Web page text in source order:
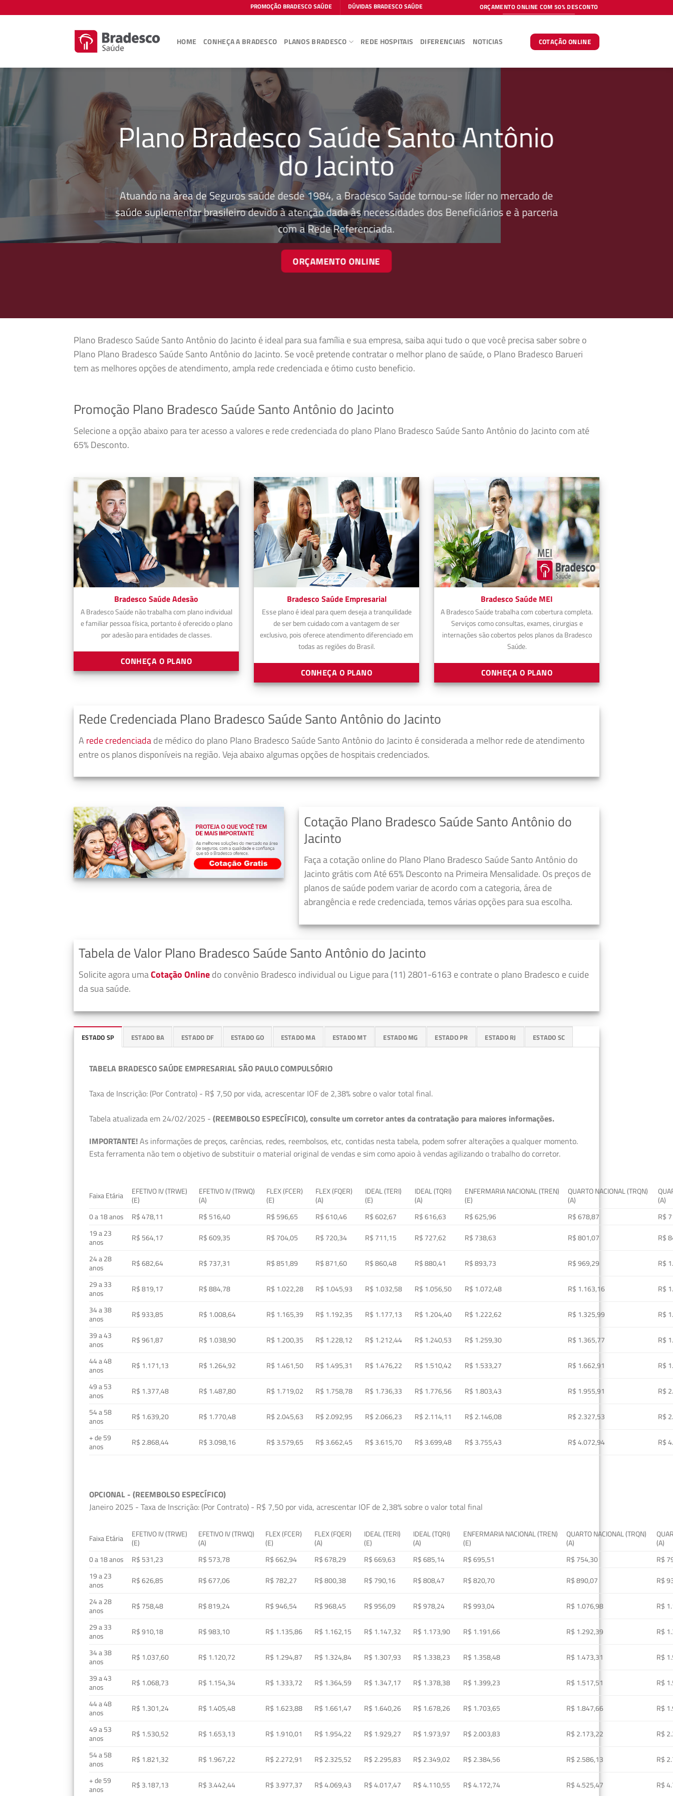
to
PROMOÇÃO BRADESCO SAÚDE DÚVIDAS BRADESCO SAÚDE ORÇAMENTO ONLINE COM 50% DESCONTO
HOME CONHEÇA A BRADESCO PLANOS BRADESCO REDE HOSPITAIS DIFERENCIAIS NOTICIAS COTAÇÃO ONLINE
Plano Bradesco Saúde Santo Antônio
do Jacinto
Atuando na área de Seguros saúde desde 1984, a Bradesco Saúde tornou-se líder no mercado de
saúde suplementar brasileiro devido à atenção dada às necessidades dos Beneficiários e à parceria
com a Rede Referenciada.
ORÇAMENTO ONLINE
Plano Bradesco Saúde Santo Antônio do Jacinto é ideal para sua família e sua empresa, saiba aqui tudo o que você precisa saber sobre o
Plano Plano Bradesco Saúde Santo Antônio do Jacinto. Se você pretende contratar o melhor plano de saúde, o Plano Bradesco Barueri
tem as melhores opções de atendimento, ampla rede credenciada e ótimo custo beneficio.
Promoção Plano Bradesco Saúde Santo Antônio do Jacinto
Selecione a opção abaixo para ter acesso a valores e rede credenciada do plano Plano Bradesco Saúde Santo Antônio do Jacinto com até
65% Desconto.
Bradesco Saúde Adesão
A Bradesco Saúde não trabalha com plano individual
e familiar pessoa física, portanto é oferecido o plano
por adesão para entidades de classes.
CONHEÇA O PLANO
Bradesco Saúde Empresarial
Esse plano é ideal para quem deseja a tranquilidade
de ser bem cuidado com a vantagem de ser
exclusivo, pois oferece atendimento diferenciado em
todas as regiões do Brasil.
CONHEÇA O PLANO
Bradesco Saúde MEI
A Bradesco Saúde trabalha com cobertura completa.
Serviços como consultas, exames, cirurgias e
internações são cobertos pelos planos da Bradesco
Saúde.
CONHEÇA O PLANO
Rede Credenciada Plano Bradesco Saúde Santo Antônio do Jacinto
A rede credenciadade médico do plano Plano Bradesco Saúde Santo Antônio do Jacinto é considerada a melhor rede de atendimento
entre os planos disponíveis na região. Veja abaixo algumas opções de hospitais credenciados.
Cotação Plano Bradesco Saúde Santo Antônio do
Jacinto
Faça a cotação online do Plano Plano Bradesco Saúde Santo Antônio do
Jacinto grátis com Até 65% Desconto na Primeira Mensalidade. Os preços de
planos de saúde podem variar de acordo com a categoria, área de
abrangência e rede credenciada, temos várias opções para sua escolha.
Tabela de Valor Plano Bradesco Saúde Santo Antônio do Jacinto
Solicite agora umaCotação Onlinedo convênio Bradesco individual ou Ligue para (11) 2801-6163 e contrate o plano Bradesco e cuide
da sua saúde.
ESTADO SP ESTADO BA ESTADO DF ESTADO GO ESTADO MA ESTADO MT ESTADO MG ESTADO PR ESTADO RJ ESTADO SC
TABELA BRADESCO SAÚDE EMPRESARIAL SÃO PAULO COMPULSÓRIO
Taxa de Inscrição: (Por Contrato) - R$ 7,50 por vida, acrescentar IOF de 2,38% sobre o valor total final.
Tabela atualizada em 24/02/2025 - (REEMBOLSO ESPECÍFICO), consulte um corretor antes da contratação para maiores informações.
IMPORTANTE!As informações de preços, carências, redes, reembolsos, etc, contidas nesta tabela, podem sofrer alterações a qualquer momento.
Esta ferramenta não tem o objetivo de substituir o material original de vendas e sim como apoio à vendas agilizando o trabalho do corretor.
Faixa Etária
EFETIVO IV (TRWE)
(E)
EFETIVO IV (TRWQ)
(A)
FLEX (FCER)
(E)
FLEX (FQER)
(A)
IDEAL (TERI)
(E)
IDEAL (TQRI)
(A)
ENFERMARIA NACIONAL (TREN)
(E)
QUARTO NACIONAL (TRQN)
(A)
(A)
0 a 18 anos
R$ 478,11 R$ 516,40 R$ 596,65 R$ 610,46 R$ 602,67 R$ 616,63 R$ 625,96 R$ 678,87
R$
19 a 23
anos
R$ 564,17 R$ 609,35 R$ 704,05 R$ 720,34 R$ 711,15 R$ 727,62 R$ 738,63 R$ 801,07
R$
24 a 28
anos
R$ 682,64 R$ 737,31 R$ 851,89 R$ 871,60 R$ 860,48 R$ 880,41 R$ 893,73 R$ 969,29
R$
29 a 33
anos
R$ 819,17 R$ 884,78 R$ 1.022,28 R$ 1.045,93 R$ 1.032,58 R$ 1.056,50 R$ 1.072,48 R$ 1.163,16
R$
34 a 38
anos
R$ 933,85 R$ 1.008,64 R$ 1.165,39 R$ 1.192,35 R$ 1.177,13 R$ 1.204,40 R$ 1.222,62 R$ 1.325,99
R$
39 a 43
anos
R$ 961,87 R$ 1.038,90 R$ 1.200,35 R$ 1.228,12 R$ 1.212,44 R$ 1.240,53 R$ 1.259,30 R$ 1.365,77
R$
44 a 48
anos
R$ 1.171,13 R$ 1.264,92 R$ 1.461,50 R$ 1.495,31 R$ 1.476,22 R$ 1.510,42 R$ 1.533,27 R$ 1.662,91
R$
49 a 53
anos
R$ 1.377,48 R$ 1.487,80 R$ 1.719,02 R$ 1.758,78 R$ 1.736,33 R$ 1.776,56 R$ 1.803,43 R$ 1.955,91
R$
54 a 58
anos
R$ 1.639,20 R$ 1.770,48 R$ 2.045,63 R$ 2.092,95 R$ 2.066,23 R$ 2.114,11 R$ 2.146,08 R$ 2.327,53
R$
+ de 59
anos
R$ 2.868,44 R$ 3.098,16 R$ 3.579,65 R$ 3.662,45 R$ 3.615,70 R$ 3.699,48 R$ 3.755,43 R$ 4.072,94 R$
OPCIONAL - (REEMBOLSO ESPECÍFICO)
Janeiro 2025 - Taxa de Inscrição: (Por Contrato) - R$ 7,50 por vida, acrescentar IOF de 2,38% sobre o valor total final
Faixa Etária
EFETIVO IV (TRWE)
(E)
EFETIVO IV (TRWQ)
(A)
FLEX (FCER)
(E)
FLEX (FQER)
(A)
IDEAL (TERI)
(E)
IDEAL (TQRI)
(A)
ENFERMARIA NACIONAL (TREN)
(E)
QUARTO NACIONAL (TRQN)
(A)
(A)
0 a 18 anos
R$ 531,23 R$ 573,78 R$ 662,94 R$ 678,29 R$ 669,63 R$ 685,14 R$ 695,51 R$ 754,30
R$
19 a 23
anos
R$ 626,85 R$ 677,06 R$ 782,27 R$ 800,38 R$ 790,16 R$ 808,47 R$ 820,70 R$ 890,07
R$
24 a 28
anos
R$ 758,48 R$ 819,24 R$ 946,54 R$ 968,45 R$ 956,09 R$ 978,24 R$ 993,04 R$ 1.076,98
R$
29 a 33
anos
R$ 910,18 R$ 983,10 R$ 1.135,86 R$ 1.162,15 R$ 1.147,32 R$ 1.173,90 R$ 1.191,66 R$ 1.292,39
R$
34 a 38
anos
R$ 1.037,60 R$ 1.120,72 R$ 1.294,87 R$ 1.324,84 R$ 1.307,93 R$ 1.338,23 R$ 1.358,48 R$ 1.473,31
R$
39 a 43
anos
R$ 1.068,73 R$ 1.154,34 R$ 1.333,72 R$ 1.364,59 R$ 1.347,17 R$ 1.378,38 R$ 1.399,23 R$ 1.517,51
R$
44 a 48
anos
R$ 1.301,24 R$ 1.405,48 R$ 1.623,88 R$ 1.661,47 R$ 1.640,26 R$ 1.678,26 R$ 1.703,65 R$ 1.847,66
R$
49 a 53
anos
R$ 1.530,52 R$ 1.653,13 R$ 1.910,01 R$ 1.954,22 R$ 1.929,27 R$ 1.973,97 R$ 2.003,83 R$ 2.173,22
R$
54 a 58
anos
R$ 1.821,32 R$ 1.967,22 R$ 2.272,91 R$ 2.325,52 R$ 2.295,83 R$ 2.349,02 R$ 2.384,56 R$ 2.586,13
R$
+ de 59
anos
R$ 3.187,13 R$ 3.442,44 R$ 3.977,37 R$ 4.069,43 R$ 4.017,47 R$ 4.110,55 R$ 4.172,74 R$ 4.525,47 R$